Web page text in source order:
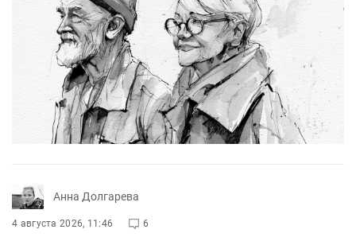
Анна Долгарева
4 августа 2026, 11:46 6